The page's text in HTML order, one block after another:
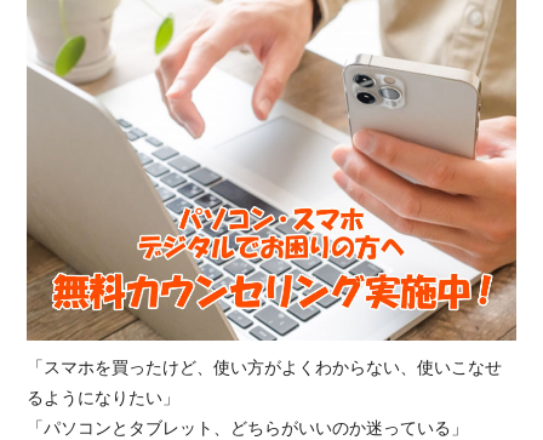
「スマホを買ったけど、使い方がよくわからない、使いこなせ
るようになりたい」
「パソコンとタブレット、どちらがいいのか迷っている」